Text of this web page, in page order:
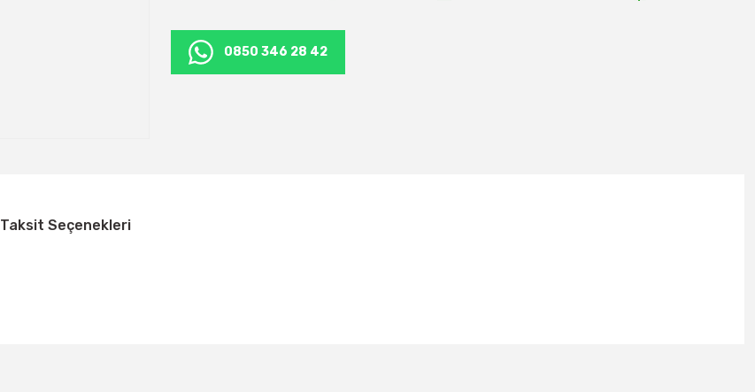
0850 346 28 42
Taksit Seçenekleri